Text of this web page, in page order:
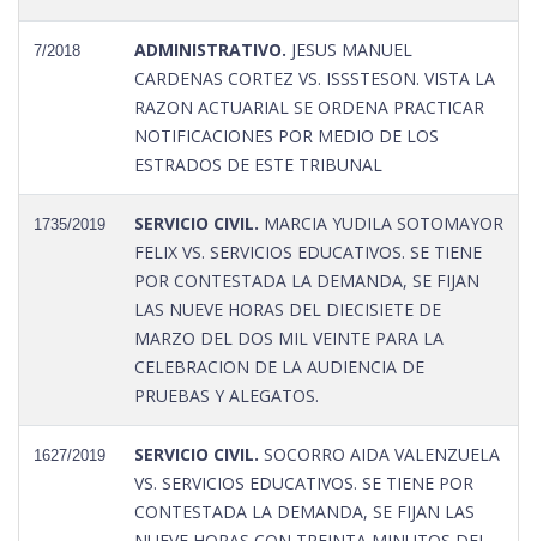
7/2018 ADMINISTRATIVO. JESUS MANUEL
CARDENAS CORTEZ VS. ISSSTESON. VISTA LA
RAZON ACTUARIAL SE ORDENA PRACTICAR
NOTIFICACIONES POR MEDIO DE LOS
ESTRADOS DE ESTE TRIBUNAL
1735/2019 SERVICIO CIVIL. MARCIA YUDILA SOTOMAYOR
FELIX VS. SERVICIOS EDUCATIVOS. SE TIENE
POR CONTESTADA LA DEMANDA, SE FIJAN
LAS NUEVE HORAS DEL DIECISIETE DE
MARZO DEL DOS MIL VEINTE PARA LA
CELEBRACION DE LA AUDIENCIA DE
PRUEBAS Y ALEGATOS.
1627/2019 SERVICIO CIVIL. SOCORRO AIDA VALENZUELA
VS. SERVICIOS EDUCATIVOS. SE TIENE POR
CONTESTADA LA DEMANDA, SE FIJAN LAS